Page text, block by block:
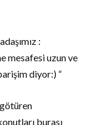
:
mesafesi uzun ve
diyor:) “
burası